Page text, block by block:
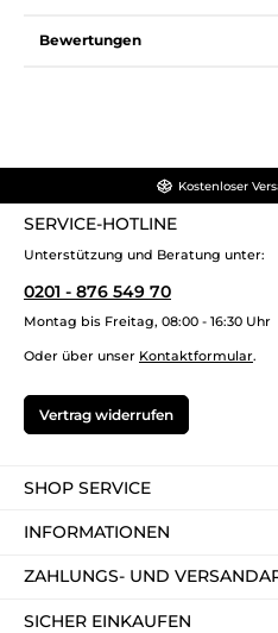
Bewertungen
Kostenloser
SERVICE-HOTLINE
Unterstützung und Beratung unter:
0201 - 876 549 70
Montag bis Freitag, 08:00 - 16:30 Uhr
Oder über unser Kontaktformular.
Vertrag widerrufen
SHOP SERVICE
INFORMATIONEN
ZAHLUNGS- UND
SICHER EINKAUFEN